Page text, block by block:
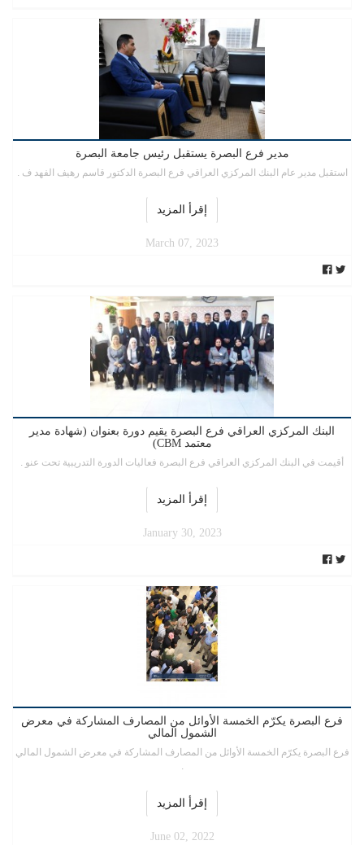
مدير فرع البصرة يستقبل رئيس جامعة البصرة
استقبل مدير عام البنك المركزي العراقي فرع البصرة الدكتور قاسم رهيف الفهد ف .
إقرأ المزيد
March 07, 2023
البنك المركزي العراقي فرع البصرة يقيم دورة بعنوان (شهادة مدير
معتمد CBM)
أقيمت في البنك المركزي العراقي فرع البصرة فعاليات الدورة التدريبية تحت عنو .
إقرأ المزيد
January 30, 2023
فرع البصرة يكرّم الخمسة الأوائل من المصارف المشاركة في معرض
الشمول المالي
فرع البصرة يكرّم الخمسة الأوائل من المصارف المشاركة في معرض الشمول المالي
.
إقرأ المزيد
June 02, 2022